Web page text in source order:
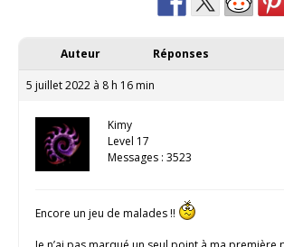
Auteur Réponses
5 juillet 2022 à 8 h 16 min
Kimy
Level 17
Messages : 3523
Encore un jeu de malades !!